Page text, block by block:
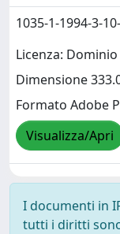
1035-1-1994-3-
Licenza:
Dimensione
Formato Adobe
Visualizza/Apri
I documenti in
tutti i diritti